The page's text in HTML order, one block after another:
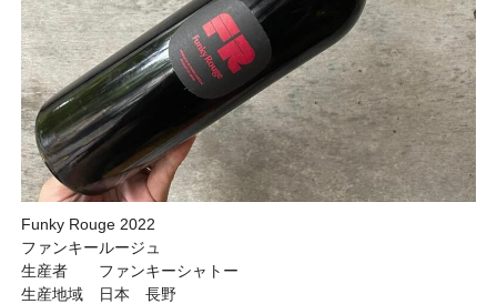
Funky Rouge 2022
ファンキールージュ
生産者 ファンキーシャトー
生産地域 日本 長野